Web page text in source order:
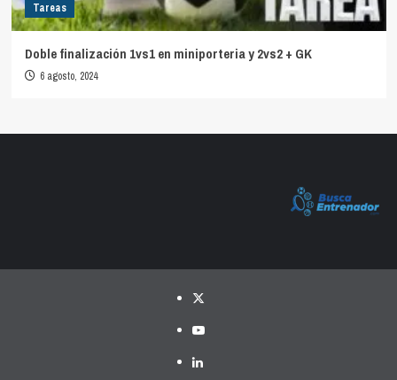
Tareas
Doble finalización 1vs1 en miniporteria y 2vs2 + GK
6 agosto, 2024
Twitter
YouTube
LinkedIn